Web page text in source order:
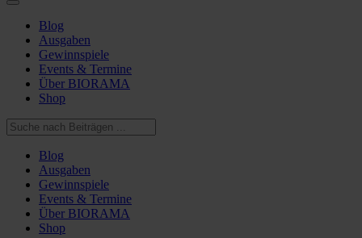
Blog
Ausgaben
Gewinnspiele
Events & Termine
Über BIORAMA
Shop
Blog
Ausgaben
Gewinnspiele
Events & Termine
Über BIORAMA
Shop